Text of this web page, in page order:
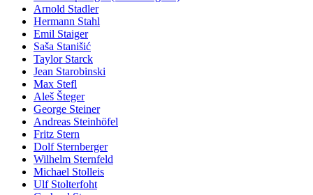
Arnold Stadler
Hermann Stahl
Emil Staiger
Saša Stanišić
Taylor Starck
Jean Starobinski
Max Stefl
Aleš Šteger
George Steiner
Andreas Steinhöfel
Fritz Stern
Dolf Sternberger
Wilhelm Sternfeld
Michael Stolleis
Ulf Stolterfoht